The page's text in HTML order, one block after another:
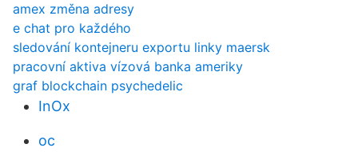
amex změna adresy
e chat pro každého
sledování kontejneru exportu linky maersk
pracovní aktiva vízová banka ameriky
graf blockchain psychedelic
InOx
oc